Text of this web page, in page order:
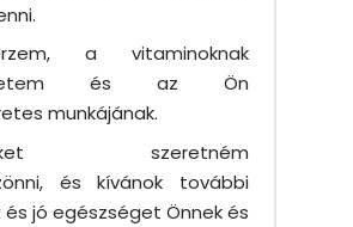
a vitaminoknak
és az Ön
munkájának.
szeretném
és kívánok további
és jó egészséget Önnek és